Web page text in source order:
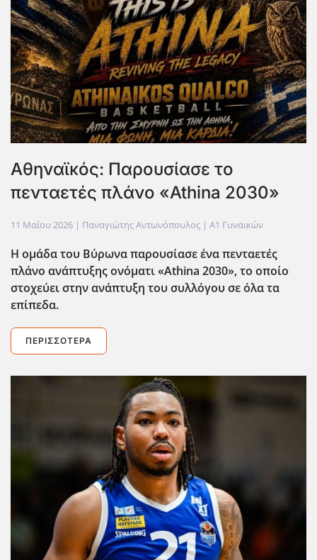
Αθηναϊκός: Παρουσίασε το
πενταετές πλάνο «Athina 2030»
11 Μαΐου 2026 | Παναγιώτης Αντωνόπουλος | Α1 Γυναικών
Η ομάδα του Βύρωνα παρουσίασε ένα πενταετές
πλάνο ανάπτυξης ονόματι «Athina 2030», το οποίο
στοχεύει στην ανάπτυξη του συλλόγου σε όλα τα
επίπεδα.
ΠΕΡΙΣΣΌΤΕΡΑ